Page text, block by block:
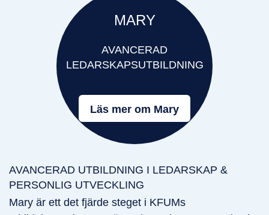
MARY
AVANCERAD
LEDARSKAPSUTBILDNING
Läs mer om Mary
AVANCERAD UTBILDNING I LEDARSKAP &
PERSONLIG UTVECKLING
Mary är ett det fjärde steget i KFUMs